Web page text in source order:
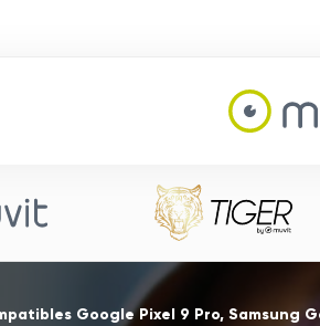
Google Pixel 9 Pro, Samsung